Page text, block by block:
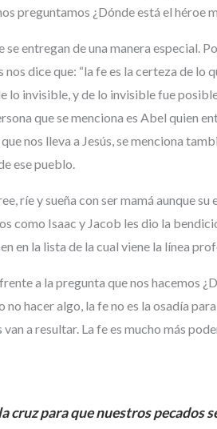
preguntamos ¿Dónde está el héroe
entregan de una manera especial.
dice que: “la fe es la certeza de lo
lo invisible, y de lo invisible fue
que se menciona es Abel quien
nos lleva a Jesús, se menciona
ese pueblo.
ríe y sueña con ser mamá aunque
como Isaac y Jacob les dio la
en la lista de la cual viene la línea
a la pregunta que nos hacemos
hacer algo, la fe no es la osadía
a resultar. La fe es mucho más
para que nuestros pecados